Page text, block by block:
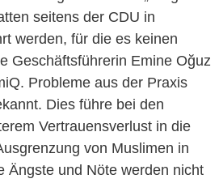
seitens der CDU in
werden, für die es keinen
Geschäftsführerin Emine Oğuz
Probleme aus der Praxis
Dies führe bei den
Vertrauensverlust in die
von Muslimen in
Ängste und Nöte werden nicht